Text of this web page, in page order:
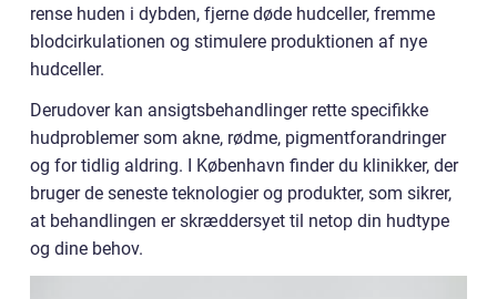
rense huden i dybden, fjerne døde hudceller, fremme
blodcirkulationen og stimulere produktionen af nye
hudceller.
Derudover kan ansigtsbehandlinger rette specifikke
hudproblemer som akne, rødme, pigmentforandringer
og for tidlig aldring. I København finder du klinikker, der
bruger de seneste teknologier og produkter, som sikrer,
at behandlingen er skræddersyet til netop din hudtype
og dine behov.